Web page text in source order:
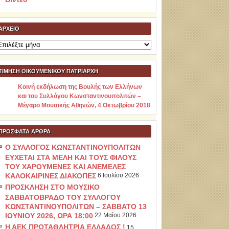
ΟΙΚΟΥΜΕΝΙΚΟΥ ΠΑΤΡΙΑΡΧΗ
Κοινή εκδήλωση της Βουλής των Ελλήνων
και του Συλλόγου Κωνσταντινουπολιτών –
Μέγαρο Μουσικής Αθηνών, 4 Οκτωβρίου 2018
ΆΡΘΡΑ
Ο ΣΥΛΛΟΓΟΣ ΚΩΝΣΤΑΝΤΙΝΟΥΠΟΛΙΤΩΝ
ΕΥΧΕΤΑΙ ΣΤΑ ΜΕΛΗ ΚΑΙ ΤΟΥΣ ΦΙΛΟΥΣ
ΤΟΥ ΧΑΡΟΥΜΕΝΕΣ ΚΑΙ ΑΝΕΜΕΛΕΣ
ΚΑΛΟΚΑΙΡΙΝΕΣ ΔΙΑΚΟΠΕΣ 6 Ιουλίου 2026
ΠΡΟΣΚΛΗΣΗ ΣΤΟ ΜΟΥΣΙΚΟ
ΣΑΒΒΑΤΟΒΡΑΔΟ ΤΟΥ ΣΥΛΛΟΓΟΥ
ΚΩΝΣΤΑΝΤΙΝΟΥΠΟΛΙΤΩΝ – ΣΑΒΒΑΤΟ 13
ΙΟΥΝΙΟΥ 2026, ΩΡΑ 18:00 22 Μαΐου 2026
Η ΑΕΚ ΠΡΩΤΑΘΛΗΤΡΙΑ ΕΛΛΑΔΟΣ !